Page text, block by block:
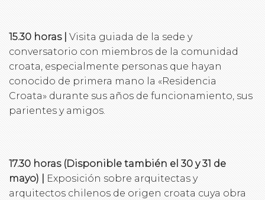
15.30 horas |
Visita guiada de la sede y
conversatorio con miembros de la comunidad
croata, especialmente personas que hayan
conocido de primera mano la «Residencia
Croata» durante sus años de funcionamiento, sus
parientes y amigos.
17.30 horas (Disponible también el 30 y 31 de
mayo) |
Exposición sobre arquitectas y
arquitectos chilenos de origen croata cuya obra